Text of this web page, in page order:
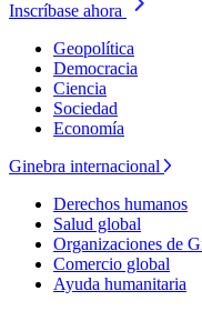
Inscríbase ahora
Geopolítica
Democracia
Ciencia
Sociedad
Economía
Ginebra internacional
Derechos humanos
Salud global
Organizaciones de
Comercio global
Ayuda humanitaria